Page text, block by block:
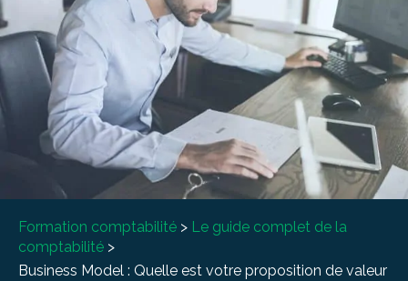
Témoignages
À propos
Entretien conseil
Formation comptabilité > Le guide complet de la
comptabilité >
Business Model : Quelle est votre proposition de valeur